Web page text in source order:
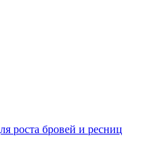
роста бровей и ресниц